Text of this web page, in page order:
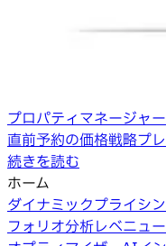
プロパティマネージャー
直前予約の価格戦略プ
続きを読む
ホーム
ダイナミックプライシ
フォリオ分析レベニュ